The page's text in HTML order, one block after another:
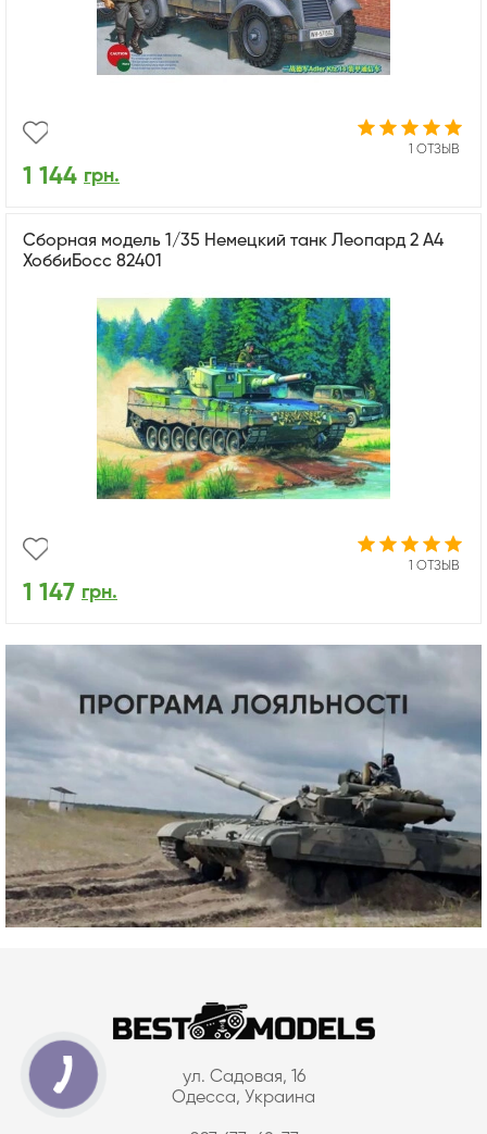
1 ОТЗЫВ
1 144 грн.
Сборная модель 1/35 Немецкий танк Леопард 2 А4
ХоббиБосс 82401
1 ОТЗЫВ
1 147 грн.
ул. Садовая, 16
Одесса, Украина